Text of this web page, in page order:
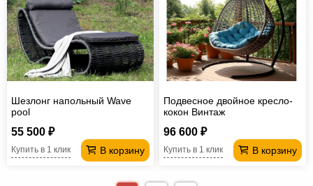
Шезлонг напольный Wave
pool
55 500 ₽
В корзину
Купить в 1 клик
Подвесное двойное кресло-
кокон Винтаж
96 600 ₽
В корзину
Купить в 1 клик